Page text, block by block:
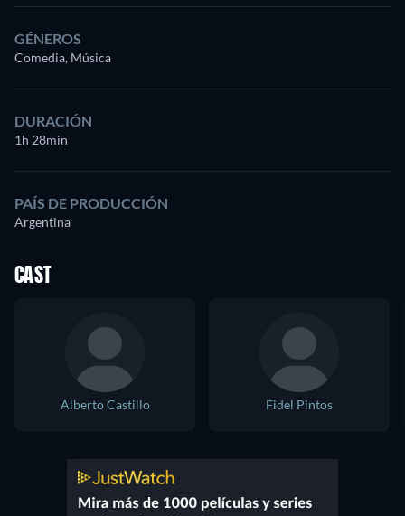
GÉNEROS
Comedia, Música
DURACIÓN
1h 28min
PAÍS DE PRODUCCIÓN
Argentina
CAST
Alberto Castillo Fidel Pintos